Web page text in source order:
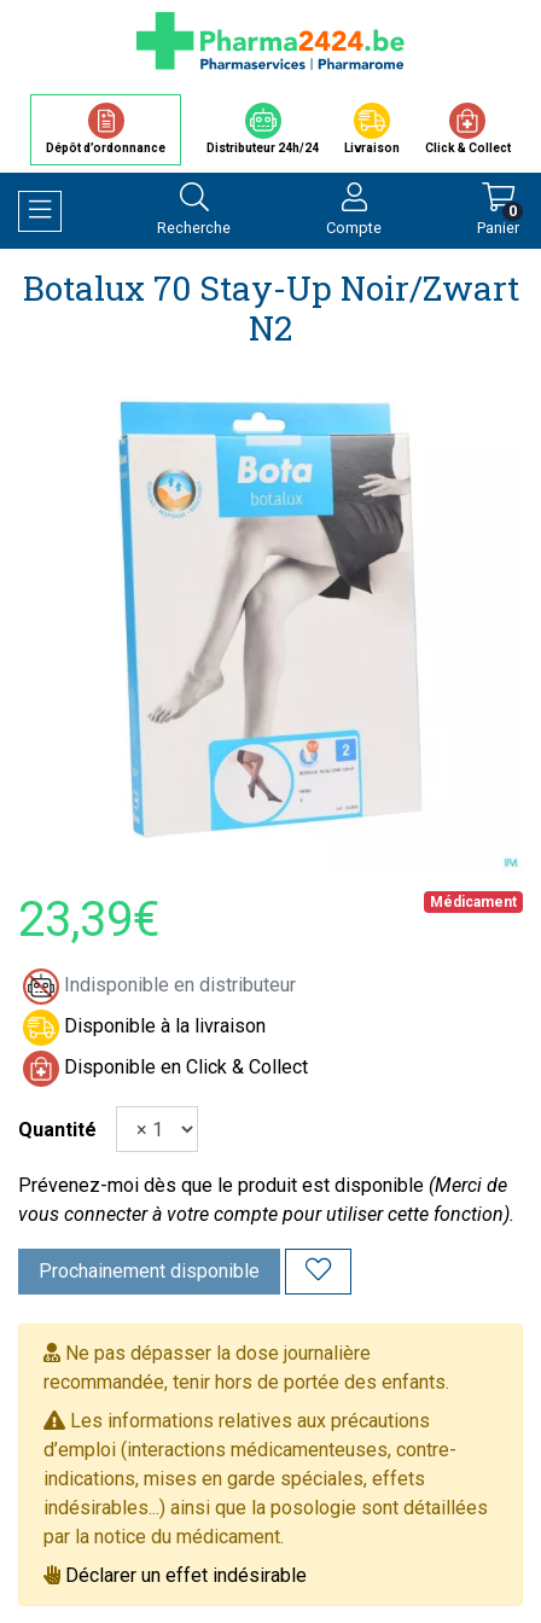
Dépôt d’ordonnance Distributeur 24h/24 Livraison Click & Collect
Afficher la navigation
Recherche Compte Panier
0
Botalux 70 Stay-Up Noir/zwart
N2
Médicament
23,39€
Indisponible en distributeur
Disponible à la livraison
Disponible en Click & Collect
Quantité
Prévenez-moi dès que le produit est disponible (Merci de
vous connecter à votre compte pour utiliser cette fonction).
Prochainement disponible
Ne pas dépasser la dose journalière
recommandée, tenir hors de portée des enfants.
Les informations relatives aux précautions
d’emploi (interactions médicamenteuses, contre-
indications, mises en garde spéciales, effets
indésirables...) ainsi que la posologie sont détaillées
par la notice du médicament.
Déclarer un effet indésirable